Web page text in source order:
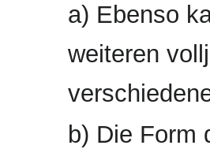
a) Ebenso
weiteren
b) Die Form